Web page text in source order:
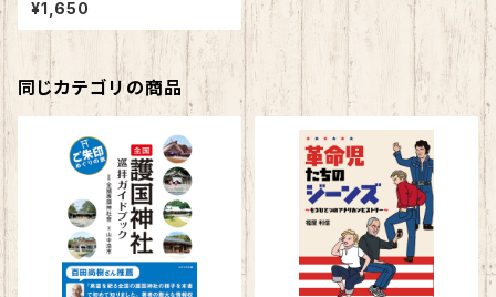
方～
¥1,650
同じカテゴリの商品